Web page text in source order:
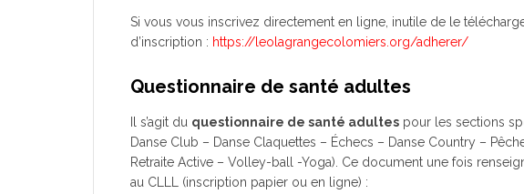
Si vous vous inscrivez directement en ligne, inutile de le
d’inscription : https://leolagrangecolomiers.org/adherer/
Questionnaire de santé adultes
Il s’agit du questionnaire de santé adultes pour les sections
Danse Club – Danse Claquettes – Échecs – Danse Country –
Retraite Active – Volley-ball -Yoga). Ce document une fois
au CLLL (inscription papier ou en ligne) :